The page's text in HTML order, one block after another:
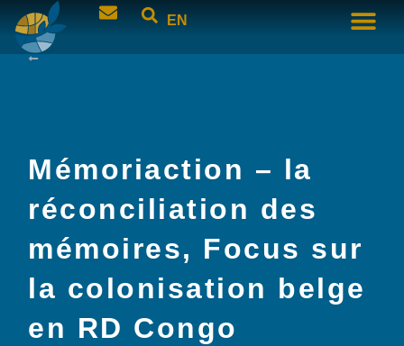
EN
Mémoriaction – la
réconciliation des
mémoires, Focus sur
la colonisation belge
en RD Congo